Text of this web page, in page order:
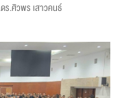
ร.ศิวพร เสาวคนธ์